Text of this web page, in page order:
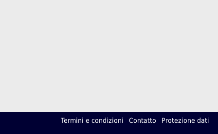
Termini e condizioni Contatto Protezione dati